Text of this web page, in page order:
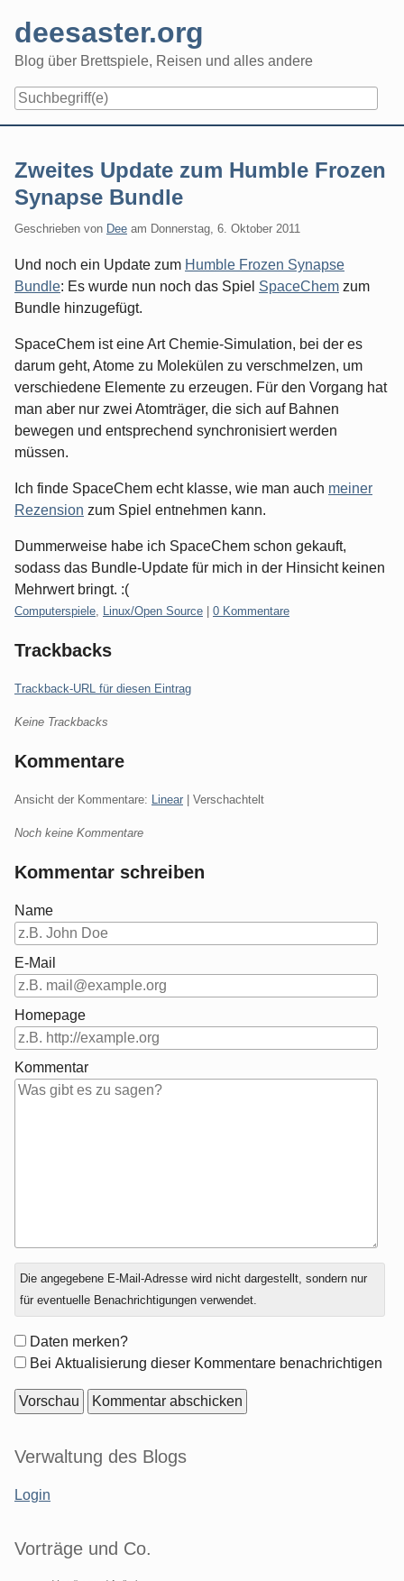
content
deesaster.org
Blog über Brettspiele, Reisen und alles andere
Zweites Update zum Humble Frozen
Synapse Bundle
Geschrieben von Dee am Donnerstag, 6. Oktober 2011
Und noch ein Update zum Humble Frozen Synapse
Bundle: Es wurde nun noch das Spiel SpaceChem zum
Bundle hinzugefügt.
SpaceChem ist eine Art Chemie-Simulation, bei der es
darum geht, Atome zu Molekülen zu verschmelzen, um
verschiedene Elemente zu erzeugen. Für den Vorgang hat
man aber nur zwei Atomträger, die sich auf Bahnen
bewegen und entsprechend synchronisiert werden
müssen.
Ich finde SpaceChem echt klasse, wie man auch meiner
Rezension zum Spiel entnehmen kann.
Dummerweise habe ich SpaceChem schon gekauft,
sodass das Bundle-Update für mich in der Hinsicht keinen
Mehrwert bringt. :(
Kategorien:
Computerspiele, Linux/Open Source 0 Kommentare
Trackbacks
Trackback-URL für diesen Eintrag
Keine Trackbacks
Kommentare
Ansicht der Kommentare: Linear | Verschachtelt
Noch keine Kommentare
Kommentar schreiben
Name
E-Mail
Homepage
Kommentar
Antwort
zu
Die angegebene E-Mail-Adresse wird nicht dargestellt, sondern nur
für eventuelle Benachrichtigungen verwendet.
Formular-
Optionen
Daten merken?
Bei Aktualisierung dieser Kommentare benachrichtigen
Seitenleiste
Verwaltung des Blogs
Login
Vorträge und Co.